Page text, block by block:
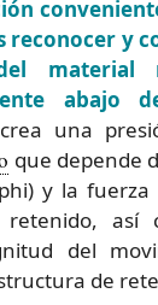
reconocer y
material
abajo
una
que depende
y la fuerza
así
del
de